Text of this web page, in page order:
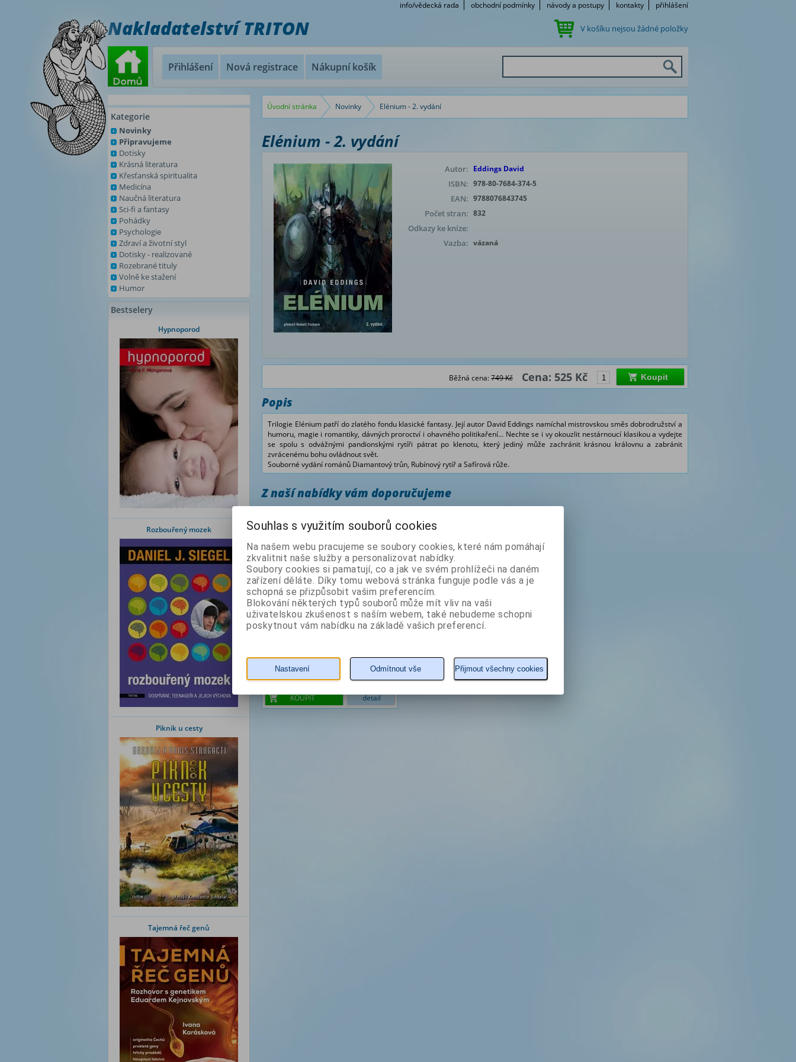
info/vědecká rada obchodní podmínky návody a postupy kontakty přihlášení
Nakladatelství TRITON V košíku nejsou žádné položky
Přihlášení Nová registrace Nákupní košík
Kategorie
Novinky
Připravujeme
Dotisky
Krásná literatura
Křesťanská spiritualita
Medicína
Naučná literatura
Sci-fi a fantasy
Pohádky
Psychologie
Zdraví a životní styl
Dotisky - realizované
Rozebrané tituly
Volně ke stažení
Humor
Bestselery
Hypnoporod
Rozbouřený mozek
Piknik u cesty
Tajemná řeč genů
Úvodní stránka Novinky Elénium - 2. vydání
Elénium - 2. vydání
Autor: Eddings David
ISBN: 978-80-7684-374-5
EAN: 9788076843745
Počet stran: 832
Odkazy ke knize:
Vazba: vázaná
Běžná cena:749 Kč Cena: 525 Kč Koupit
Popis
Trilogie Elénium patří do zlatého fondu klasické fantasy. Její autor David Eddings namíchal mistrovskou směs dobrodružství a
humoru, magie i romantiky, dávných proroctví i ohavného politikaření... Nechte se i vy okouzlit nestárnoucí klasikou a vydejte
se spolu s odvážnými pandionskými rytíři pátrat po klenotu, který jediný může zachránit krásnou královnu a zabránit
zvrácenému bohu ovládnout svět.
Souborné vydání románů Diamantový trůn, Rubínový rytíř a Safírová růže.
Z naší nabídky vám doporučujeme
Tamuli
Autor: Eddings David
490 Kč
KOUPIT detail
Souhlas s využitím souborů cookies
Na našem webu pracujeme se soubory cookies, které nám pomáhají
zkvalitnit naše služby a personalizovat nabídky.
Soubory cookies si pamatují, co a jak ve svém prohlížeči na daném
zařízení děláte. Díky tomu webová stránka funguje podle vás a je
schopná se přizpůsobit vašim preferencím.
Blokování některých typů souborů může mít vliv na vaši
uživatelskou zkušenost s naším webem, také nebudeme schopni
poskytnout vám nabídku na základě vašich preferencí.
Nastavení Odmítnout vše Přijmout všechny cookies